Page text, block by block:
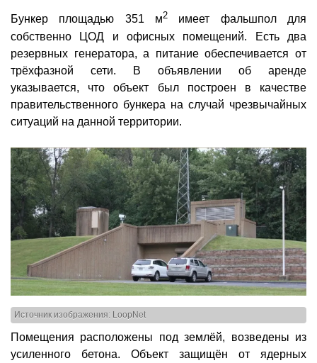
Бункер площадью 351 м2 имеет фальшпол для
собственно ЦОД и офисных помещений. Есть два
резервных генератора, а питание обеспечивается от
трёхфазной сети. В объявлении об аренде
указывается, что объект был построен в качестве
правительственного бункера на случай чрезвычайных
ситуаций на данной территории.
Источник изображения: LoopNet
Помещения расположены под землёй, возведены из
усиленного бетона. Объект защищён от ядерных